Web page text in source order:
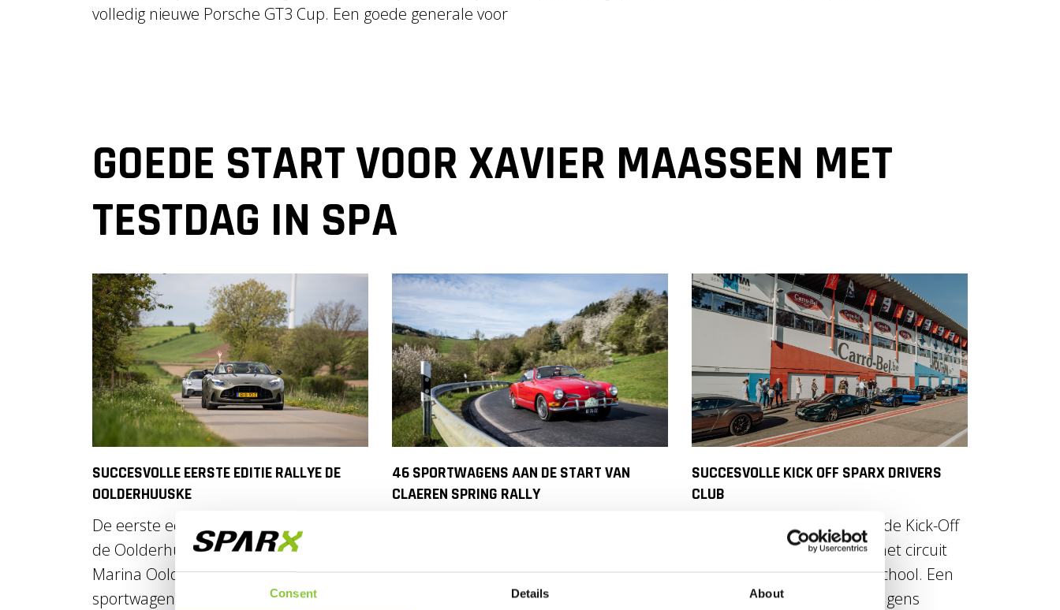
Consent Details About
volledig nieuwe Porsche GT3 Cup. Een goede generale voor
GOEDE START VOOR XAVIER MAASSEN MET
TESTDAG IN SPA
SUCCESVOLLE EERSTE EDITIE RALLYE DE
OOLDERHUUSKE
De eerste editie van de nieuwe Rallye
de Oolderhuuske was een succes. Bij
Marina Oolderhuuske gingen 34
sportwagens van start voor een
46 SPORTWAGENS AAN DE START VAN
CLAEREN SPRING RALLY
Zinkhutterhof Museum achter Aken.
De deelnemers startten hun toer door
SUCCESVOLLE KICK OFF SPARX DRIVERS
CLUB
Op woensdag 4 maart was de Kick-Off
van Sparx Drivers Club op het circuit
van Zolder bij ERA Racing School. Een
tiental zeer diverse sportwagens